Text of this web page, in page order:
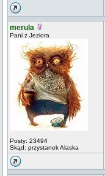
merula
Pani z Jeziora
Posty: 23494
Skąd: przystanek Alaska